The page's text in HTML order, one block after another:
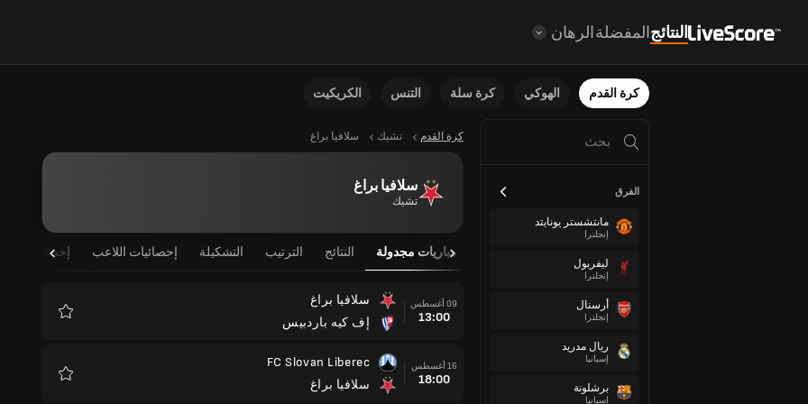
النتائجالمفضلةالرهان
كرة القدم الهوكي كرة سلة التنس الكريكيت
الفرق
مانتشستر يونايتد
إنجلترا
ليفربول
إنجلترا
أرسنال
إنجلترا
ريال مدريد
إسبانيا
برشلونة
إسبانيا
كرة القدم تشيك سلافيا براغ
سلافيا براغ
تشيك
مباريات مجدولة النتائج الترتيب التشكيلة إحصائيات اللاعب إحصائيات
09 أغسطس
13:00
سلافيا براغ
إف كيه باردبيس
16 أغسطس
18:00
FC Slovan Liberec
سلافيا براغ